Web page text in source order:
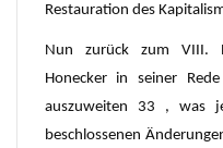
Restauration des
Nun zurück zum VIII.
Honecker in seiner
auszuweiten 33 , was
beschlossenen